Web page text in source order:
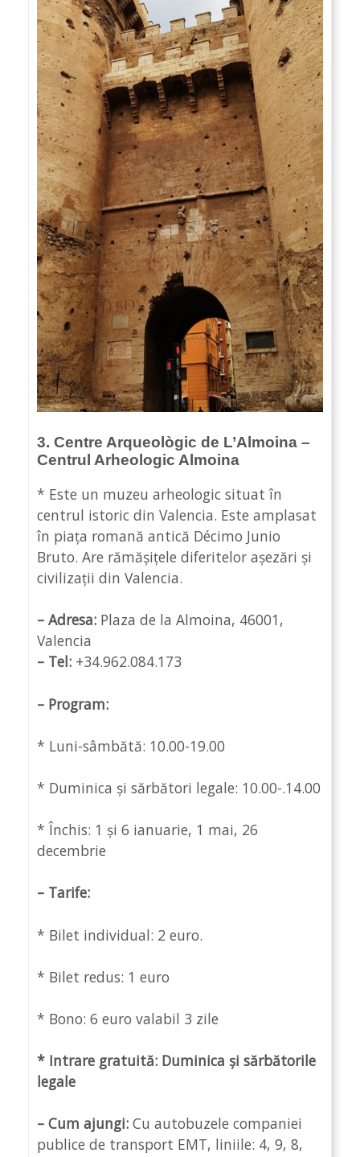
3. Centre Arqueològic de L’Almoina –
Centrul Arheologic Almoina
* Este un muzeu arheologic situat în
centrul istoric din Valencia. Este amplasat
în piața romană antică Décimo Junio
Bruto. Are rămășițele diferitelor așezări și
civilizații din Valencia.
– Adresa: Plaza de la Almoina, 46001,
Valencia
– Tel: +34.962.084.173
– Program:
* Luni-sâmbătă: 10.00-19.00
* Duminica și sărbători legale: 10.00-.14.00
* Închis: 1 și 6 ianuarie, 1 mai, 26
decembrie
– Tarife:
* Bilet individual: 2 euro.
* Bilet redus: 1 euro
* Bono: 6 euro valabil 3 zile
* Intrare gratuită: Duminica și sărbătorile
legale
– Cum ajungi: Cu autobuzele companiei
publice de transport EMT, liniile: 4, 9, 8,